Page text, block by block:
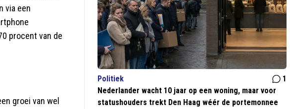
via een
procent van de
groei van wel
Politiek
1
Nederlander wacht 10 jaar op een woning, maar voor
statushouders trekt Den Haag wéér de portemonnee